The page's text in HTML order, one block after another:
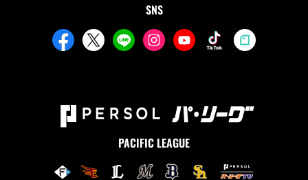
SNS
PACIFIC LEAGUE